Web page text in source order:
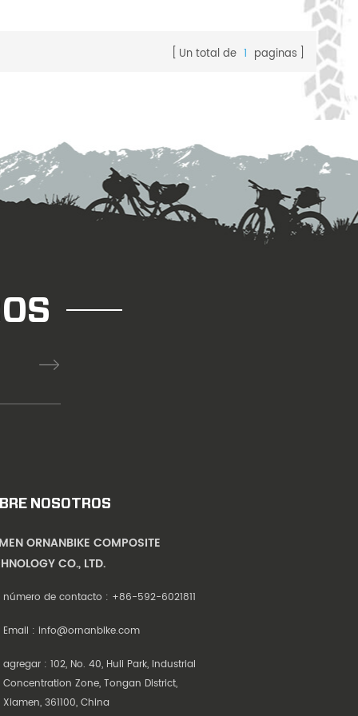
Un total de 1 paginas
NOSOTROS
ORNANBIKE COMPOSITE
CO., LTD.
número de contacto : +86-592-6021811
Email : info@ornanbike.com
agregar : 102, No. 40, Huli Park, Industrial
Concentration Zone, Tongan District,
Xiamen, 361100, China